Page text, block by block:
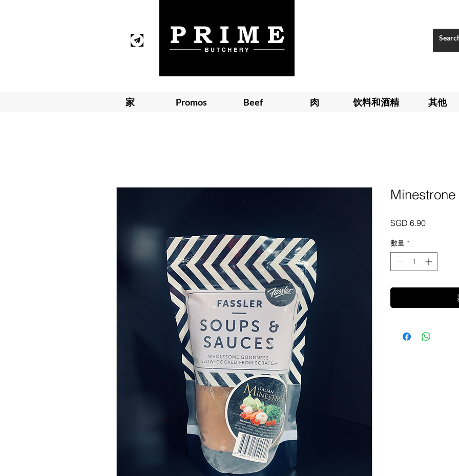
家 Promos Beef 肉 饮料和酒精 其他
SGD 6.90價
數量 *